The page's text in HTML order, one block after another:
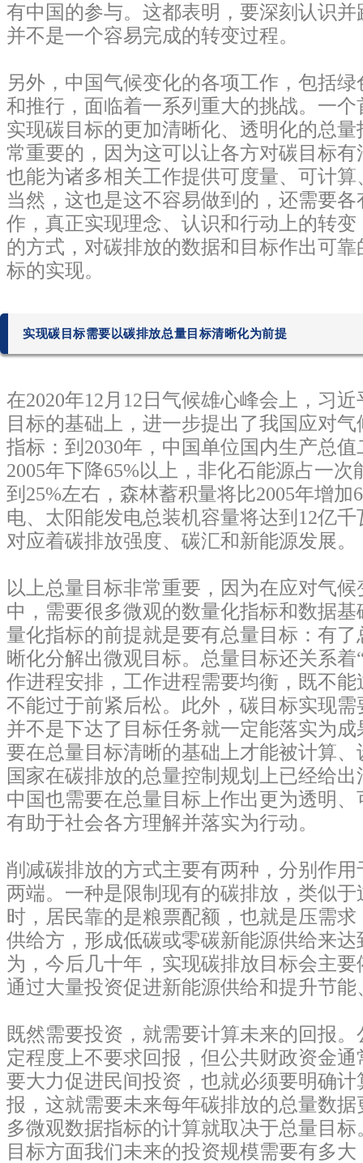
有中国的参与。这都表明，要深刻认识并
并不是一个容易完成的转变过程。
另外，中国气候变化的各项工作，包括
和推行，面临着一系列重大的挑战。一
实现碳目标的更加清晰化、透明化的总
常重要的，因为这可以让各方对碳目标
也能为诸多相关工作提供可度量、可计
当然，这也是这不容易做到的，还需要
作，真正实现理念、认识和行动上的转
的方式，对碳排放的数据和目标作出可
标的实现。
实现碳目标需要以碳排放总量目标清晰化为前提
在2020年12月12日气候雄心峰会上，习近
目标的基础上，进一步提出了我国应对
指标：到2030年，中国单位国内生产总
2005年下降65%以上，非化石能源占一
到25%左右，森林蓄积量将比2005年增加
电、太阳能发电总装机容量将达到12亿
对应着碳排放强度、碳汇和新能源发展。
以上总量目标非常重要，因为在应对气
中，需要很多微观的数量化指标和数据
量化指标的前提就是要有总量目标：有
晰化分解出微观目标。总量目标还关系着
作进程安排，工作进程需要均衡，既不
不能过于前紧后松。此外，碳目标实现
并不是下达了目标任务就一定能落实为
要在总量目标清晰的基础上才能被计算
国家在碳排放的总量控制规划上已经给
中国也需要在总量目标上作出更为透明
有助于社会各方理解并落实为行动。
削减碳排放的方式主要有两种，分别作
两端。一种是限制现有的碳排放，类似
时，居民靠的是粮票配额，也就是压需
供给方，形成低碳或零碳新能源供给来
为，今后几十年，实现碳排放目标会主
通过大量投资促进新能源供给和提升节
既然需要投资，就需要计算未来的回报
定程度上不要求回报，但公共财政资金
要大力促进民间投资，也就必须要明确
报，这就需要未来每年碳排放的总量数
多微观数据指标的计算就取决于总量目
目标方面我们未来的投资规模需要有多